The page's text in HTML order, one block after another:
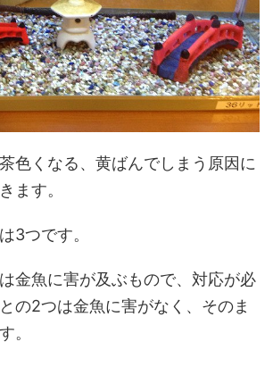
色くなる、黄ばんでしまう原因に
ます。
3つです。
金魚に害が及ぶもので、対応が必
の2つは金魚に害がなく、そのま
。